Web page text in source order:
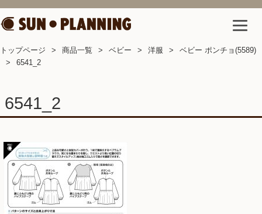
トップページ 商品一覧 ベビー 洋服
ベビー ポンチョ(5589)
6541_2
6541_2